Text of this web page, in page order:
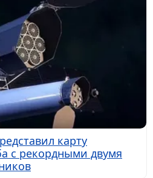
карту
с рекордными двумя